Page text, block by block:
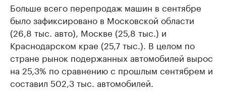
Больше всего перепродаж машин в сентябре
было зафиксировано в Московской области
(26,8 тыс. авто), Москве (25,8 тыс.) и
Краснодарском крае (25,7 тыс.). В целом по
стране рынок подержанных автомобилей вырос
на 25,3% по сравнению с прошлым сентябрем и
составил 502,3 тыс. автомобилей.